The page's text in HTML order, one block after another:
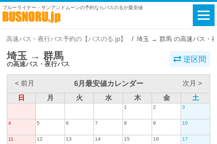
ブルーライナー・サンアンドムーンの予約ならバスのるが最安値
高速バス・夜行バス予約の【バスのる.jp】 埼玉 → 群馬 の高速バス・
埼玉 → 群馬
の高速バス・夜行バス
逆区間
< 前月 6月最安値カレンダー
次月 >
日
月 火 水 木 金 土
1 2 3
4 5 6 7 8 9 10
11 12 13 14 15 16 17